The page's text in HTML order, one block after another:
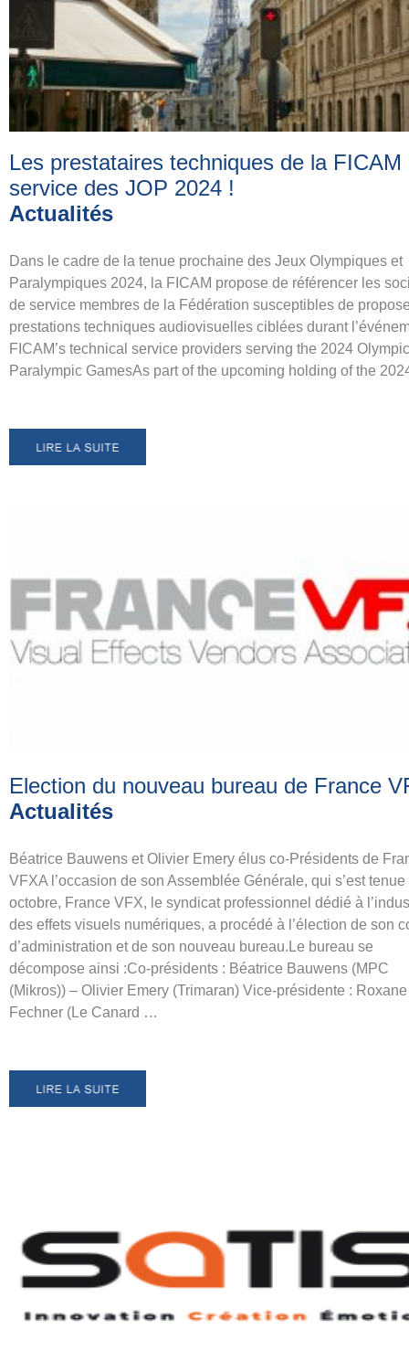
Les prestataires techniques de la FICAM
service des JOP 2024 !
Actualités
Dans le cadre de la tenue prochaine des Jeux Olympiques et
Paralympiques 2024, la FICAM propose de référencer les
de service membres de la Fédération susceptibles de
prestations techniques audiovisuelles ciblées durant
FICAM’s technical service providers serving the 2024
Paralympic GamesAs part of the upcoming holding of the
Election du nouveau bureau de France
Actualités
Béatrice Bauwens et Olivier Emery élus co-Présidents de
VFXA l’occasion de son Assemblée Générale, qui s’est
octobre, France VFX, le syndicat professionnel dédié à
des effets visuels numériques, a procédé à l’élection de son
d’administration et de son nouveau bureau.Le bureau se
décompose ainsi :Co-présidents : Béatrice Bauwens (MPC
(Mikros)) – Olivier Emery (Trimaran) Vice-présidente : Roxane
Fechner (Le Canard …